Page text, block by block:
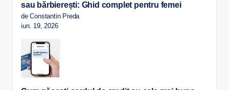
sau bărbierești: Ghid complet pentru femei
de Constantin Preda
iun. 19, 2026